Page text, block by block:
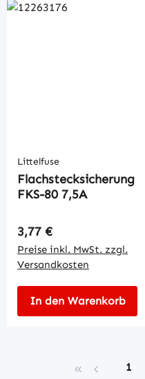
Littelfuse
Flachstecksicherung
FKS-80 7,5A
Regulärer Preis:
3,77 €
Preise inkl. MwSt. zzgl.
Versandkosten
In den Warenkorb
Seite
1